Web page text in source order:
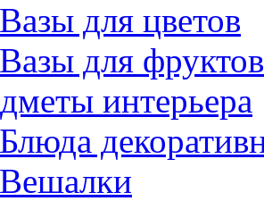
для цветов
для фруктов
интерьера